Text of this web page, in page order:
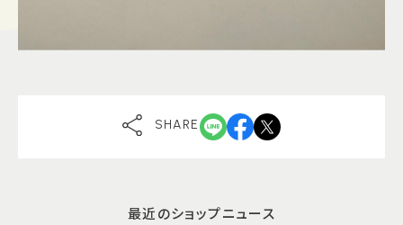
SHARE
最近のショップニュース